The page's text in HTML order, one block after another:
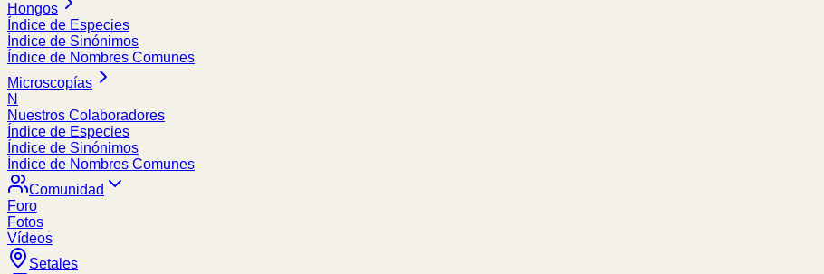
Hongos
Índice de Especies
Índice de Sinónimos
Índice de Nombres Comunes
Microscopías
N
Nuestros Colaboradores
Índice de Especies
Índice de Sinónimos
Índice de Nombres Comunes
Comunidad
Foro
Fotos
Vídeos
Setales